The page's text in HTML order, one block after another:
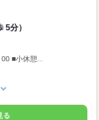
5分）
■小休憩...
る